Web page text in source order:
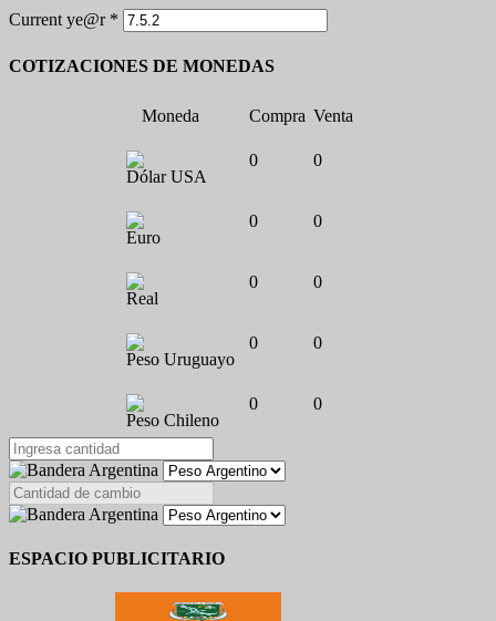
Current ye@r *
COTIZACIONES DE MONEDAS
Moneda Compra Venta
Dólar USA
0 0
Euro
0 0
Real
0 0
Peso Uruguayo
0 0
Peso Chileno
0 0
ESPACIO PUBLICITARIO